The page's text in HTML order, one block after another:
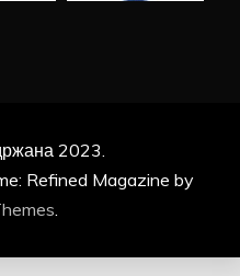
2023.
Refined Magazine by
.